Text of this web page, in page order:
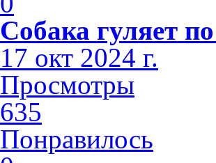
Собака гуляет
17 окт 2024 г.
Просмотры
635
Понравилось